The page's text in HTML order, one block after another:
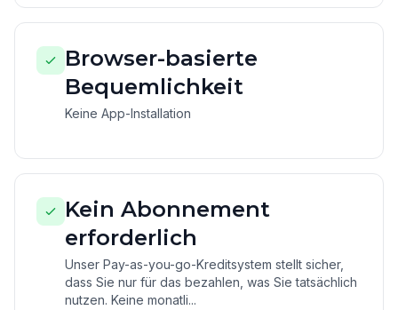
Browser-basierte
Bequemlichkeit
Keine App-Installation
Kein Abonnement
erforderlich
Unser Pay-as-you-go-Kreditsystem stellt sicher,
dass Sie nur für das bezahlen, was Sie tatsächlich
nutzen. Keine monatli...